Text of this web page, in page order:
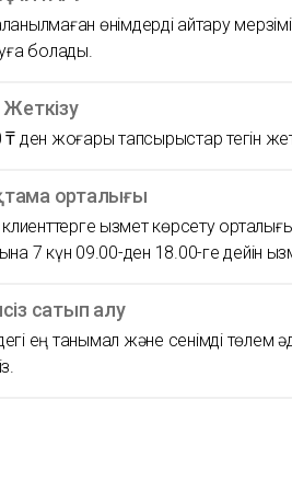
өнімдерді қайтару
болады.
Жеткізу
ден жоғары тапсырыстар тегін
орталығы
клиенттерге қызмет көрсету
7 күн 09.00-ден 18.00-ге дейін
сатып алу
ең танымал және сенімді төлем